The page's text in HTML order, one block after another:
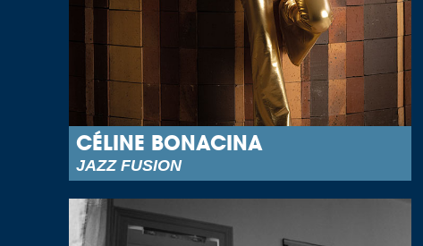
CÉLINE BONACINA
JAZZ FUSION